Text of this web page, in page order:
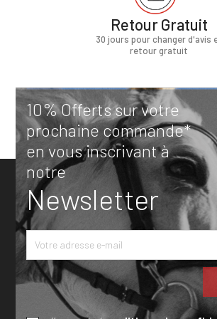
Retour Gratuit
30 jours pour changer d'avis
retour gratuit
10% Offerts sur votre
prochaine commande*
en vous inscrivant à
notre
Newsletter